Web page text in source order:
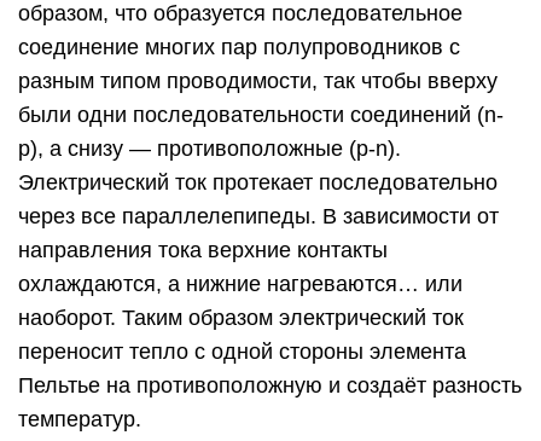
образом, что образуется последовательное
соединение многих пар полупроводников с
разным типом проводимости, так чтобы вверху
были одни последовательности соединений (n-
p), а снизу — противоположные (p-n).
Электрический ток протекает последовательно
через все параллелепипеды. В зависимости от
направления тока верхние контакты
охлаждаются, а нижние нагреваются… или
наоборот. Таким образом электрический ток
переносит тепло с одной стороны элемента
Пельтье на противоположную и создаёт разность
температур.